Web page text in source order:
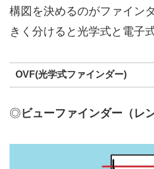
構図を決めるのがファイン
きく分けると光学式と電子
OVF(光学式ファインダー)
◎ ビューファインダー（レ